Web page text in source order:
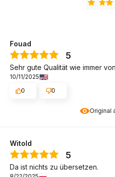
Original
Fouad
5
Sehr gute Qualität wie immer
10/11/2025
0
0
Witold
5
Da ist nichts zu übersetzen.